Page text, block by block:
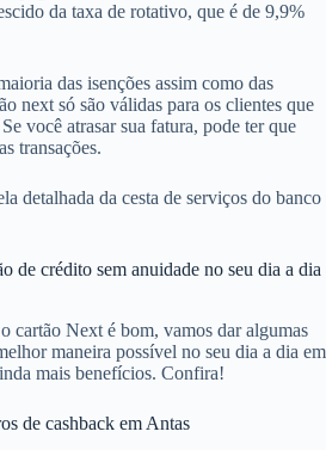
da taxa de rotativo, que é de 9,9%
das isenções assim como das
next só são válidas para os clientes que
você atrasar sua fatura, pode ter que
transações.
detalhada da cesta de serviços do banco
de crédito sem anuidade no seu dia a dia
cartão Next é bom, vamos dar algumas
maneira possível no seu dia a dia em
mais benefícios. Confira!
de cashback em Antas